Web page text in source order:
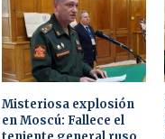
Misteriosa explosión
en Moscú: Fallece el